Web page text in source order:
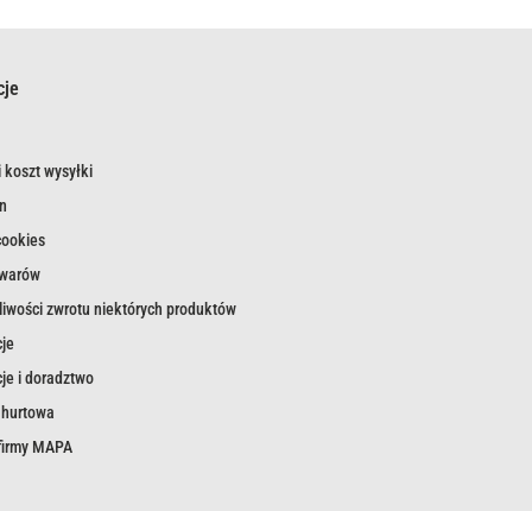
wysyłki
zwrotu niektórych produktów
i doradztwo
MAPA